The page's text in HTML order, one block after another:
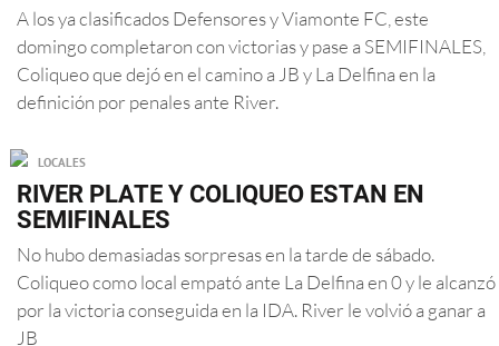
A los ya clasificados Defensores y Viamonte FC, este
domingo completaron con victorias y pase a SEMIFINALES,
Coliqueo que dejó en el camino a JB y La Delfina en la
definición por penales ante River.
LOCALES
RIVER PLATE Y COLIQUEO ESTAN EN
SEMIFINALES
No hubo demasiadas sorpresas en la tarde de sábado.
Coliqueo como local empató ante La Delfina en 0 y le alcanzó
por la victoria conseguida en la IDA. River le volvió a ganar a
JB